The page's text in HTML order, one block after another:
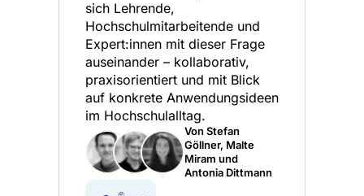
sich Lehrende,
Hochschulmitarbeitende und
Expert:innen mit dieser Frage
auseinander – kollaborativ,
praxisorientiert und mit Blick
auf konkrete Anwendungsideen
im Hochschulalltag.
Von Stefan
Göllner, Malte
Miram und
Antonia Dittmann